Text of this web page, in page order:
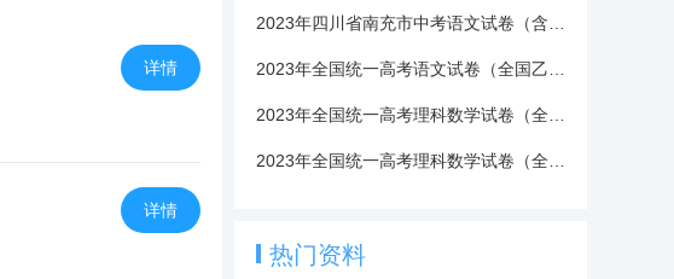
详情
详情
2023年全国统一高考理科数学试卷（全国乙卷）含答案与解析
2023年全国统一高考理科数学试卷（全国甲卷）含答案与解析
热门资料